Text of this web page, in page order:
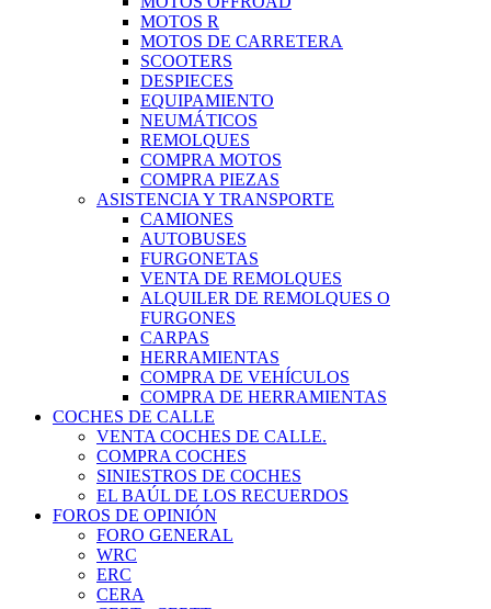
MOTOS R
MOTOS DE CARRETERA
SCOOTERS
DESPIECES
EQUIPAMIENTO
NEUMÁTICOS
REMOLQUES
COMPRA MOTOS
COMPRA PIEZAS
ASISTENCIA Y TRANSPORTE
CAMIONES
AUTOBUSES
FURGONETAS
VENTA DE REMOLQUES
ALQUILER DE REMOLQUES O
FURGONES
CARPAS
HERRAMIENTAS
COMPRA DE VEHÍCULOS
COMPRA DE HERRAMIENTAS
COCHES DE CALLE
VENTA COCHES DE CALLE.
COMPRA COCHES
SINIESTROS DE COCHES
EL BAÚL DE LOS RECUERDOS
FOROS DE OPINIÓN
FORO GENERAL
WRC
ERC
CERA